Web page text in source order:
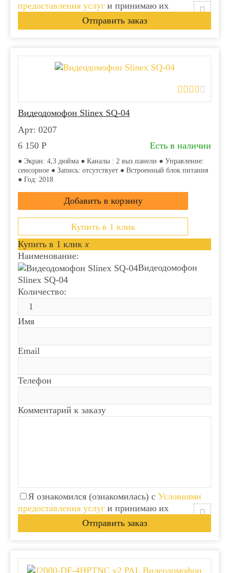
предоставления услуг и принимаю их
Видеодомофон Slinex SQ-04
Арт: 0207
6 150 Р Есть в наличии
● Экран: 4,3 дюйма ● Каналы : 2 выз.панели ● Управление:
сенсорное ● Запись: отсутствует ● Встроенный блок питания
● Год: 2018
Купить в 1 клик
Купить в 1 клик x
Наименование:
Видеодомофон
Slinex SQ-04
Количество:
Имя
Email
Телефон
Комментарий к заказу
Я ознакомился (ознакомилась) с Условиями
предоставления услуг и принимаю их